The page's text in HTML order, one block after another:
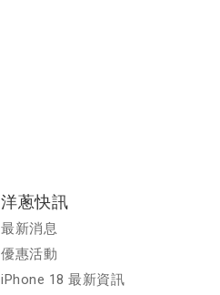
洋蔥快訊
最新消息
優惠活動
iPhone 18 最新資訊